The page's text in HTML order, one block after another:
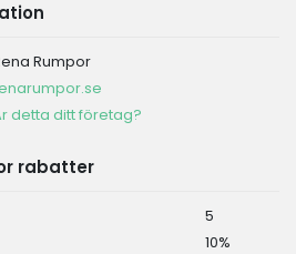
Rumpor
detta ditt företag?
rabatter
5
10%